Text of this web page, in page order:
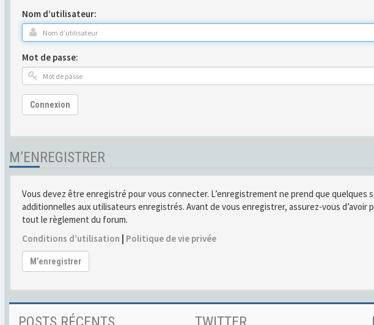
Nom d’utilisateur:
Mot de passe:
Connexion
M’ENREGISTRER
Vous devez être enregistré pour vous connecter. L’enregistrement ne prend que
additionnelles aux utilisateurs enregistrés. Avant de vous enregistrer, assurez-vous
tout le règlement du forum.
Conditions d’utilisation | Politique de vie privée
M’enregistrer